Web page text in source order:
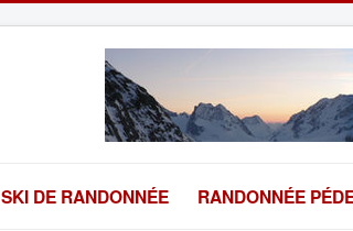
SKI DE RANDONNÉE RANDONNÉE